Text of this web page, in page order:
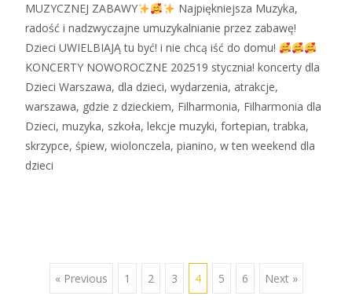
MUZYCZNEJ ZABAWY
Najpiękniejsza Muzyka,
radość i nadzwyczajne umuzykalnianie przez zabawę!
Dzieci UWIELBIAJĄ tu być! i nie chcą iść do domu!
KONCERTY NOWOROCZNE 202519 stycznia! koncerty dla
Dzieci Warszawa, dla dzieci, wydarzenia, atrakcje,
warszawa, gdzie z dzieckiem, Filharmonia, Filharmonia dla
Dzieci, muzyka, szkoła, lekcje muzyki, fortepian, trabka,
skrzypce, śpiew, wiolonczela, pianino, w ten weekend dla
dzieci
« Previous 1 2 3 4 5 6 Next »